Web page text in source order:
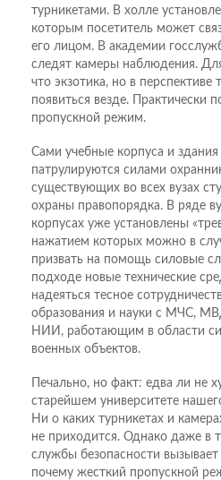
турникетами. В холле
которым посетитель может
его лицом. В академии
следят камеры наблюдения.
что экзотика, но в
появиться везде. Практически
пропускной режим.
Сами учебные корпуса и
патрулируются силами
существующих во всех вузах
охраны правопорядка. В ряде
корпусах уже установлены
нажатием которых можно в
призвать на помощь силовые
подходе новые технические
надеяться тесное
образования и науки с МЧС,
НИИ, работающим в области
военных объектов.
Печально, но факт: едва ли не
старейшем университете
Ни о каких турникетах и
не приходится. Однако даже в
службы безопасности
почему жесткий пропускной